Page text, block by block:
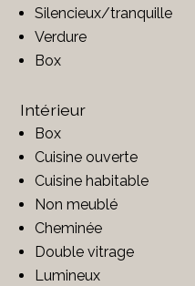
Silencieux/tranquille
Verdure
Box
Intérieur
Box
Cuisine ouverte
Cuisine habitable
Non meublé
Cheminée
Double vitrage
Lumineux